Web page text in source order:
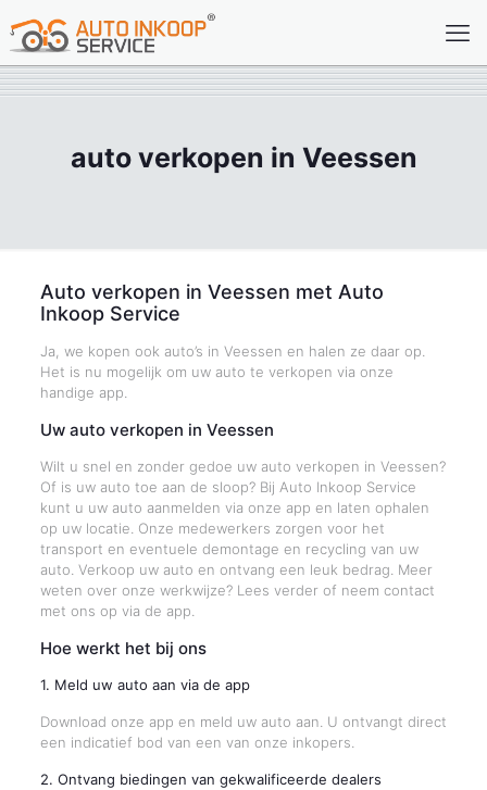
auto verkopen in Veessen
Auto verkopen in Veessen met Auto
Inkoop Service
Ja, we kopen ook auto’s in Veessen en halen ze daar op.
Het is nu mogelijk om uw auto te verkopen via onze
handige app.
Uw auto verkopen in Veessen
Wilt u snel en zonder gedoe uw auto verkopen in Veessen?
Of is uw auto toe aan de sloop? Bij Auto Inkoop Service
kunt u uw auto aanmelden via onze app en laten ophalen
op uw locatie. Onze medewerkers zorgen voor het
transport en eventuele demontage en recycling van uw
auto. Verkoop uw auto en ontvang een leuk bedrag. Meer
weten over onze werkwijze? Lees verder of neem contact
met ons op via de app.
Hoe werkt het bij ons
1. Meld uw auto aan via de app
Download onze app en meld uw auto aan. U ontvangt direct
een indicatief bod van een van onze inkopers.
2. Ontvang biedingen van gekwalificeerde dealers